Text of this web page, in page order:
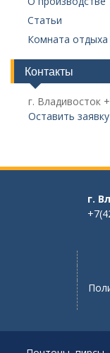
Статьи
Комната отдыха
Контакты
г. Владивосток
Оставить заявку
г.